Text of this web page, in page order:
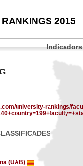
2015
Indicadors
university-rankings/
(UAB)